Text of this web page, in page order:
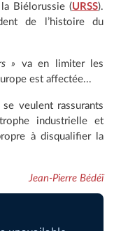
Biélorussie (URSS).
de l’histoire du
» va en limiter les
est affectée...
veulent rassurants
industrielle et
à disqualifier la
Jean-Pierre Bédéï